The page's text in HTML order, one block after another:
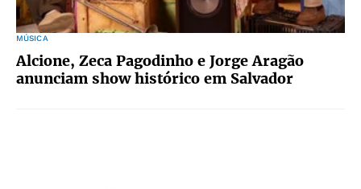
MÚSICA
Alcione, Zeca Pagodinho e Jorge Aragão
anunciam show histórico em Salvador